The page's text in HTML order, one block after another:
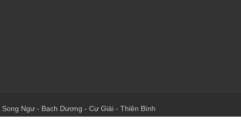
Song Ngư - Bạch Dương - Cự Giải - Thiên Bình